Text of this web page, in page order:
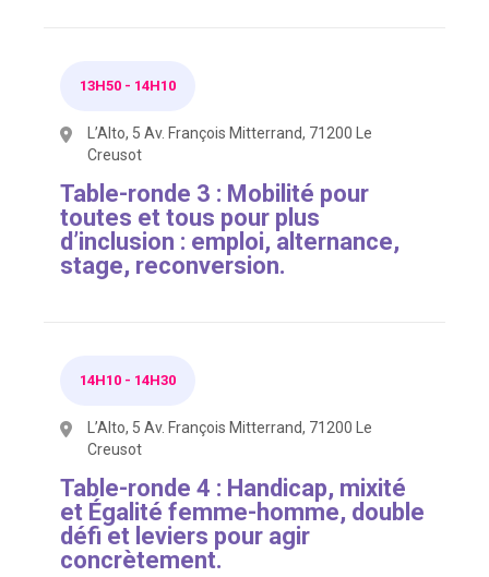
13H50 - 14H10
L’Alto, 5 Av. François Mitterrand, 71200 Le
Creusot
Table-ronde 3 : Mobilité pour
toutes et tous pour plus
d’inclusion : emploi, alternance,
stage, reconversion.
14H10 - 14H30
L’Alto, 5 Av. François Mitterrand, 71200 Le
Creusot
Table-ronde 4 : Handicap, mixité
et Égalité femme-homme, double
défi et leviers pour agir
concrètement.